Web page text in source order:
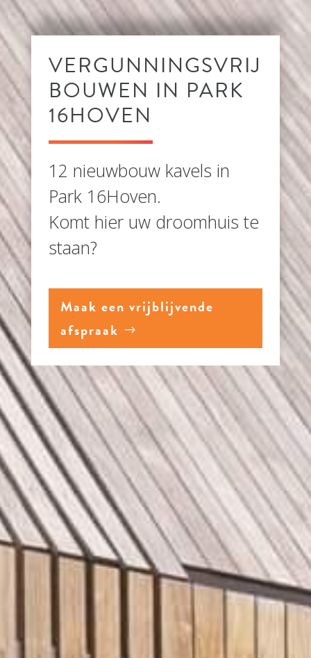
VERGUNNINGSVRIJ
BOUWEN IN PARK
16HOVEN
12 nieuwbouw kavels in
Park 16Hoven.
Komt hier uw droomhuis te
staan?
Maak een vrijblijvende
afspraak